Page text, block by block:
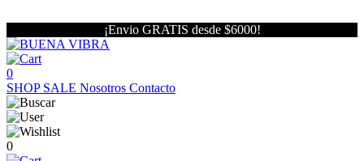
¡Envio GRATIS desde $6000!
0
SHOP SALE Nosotros Contacto
0